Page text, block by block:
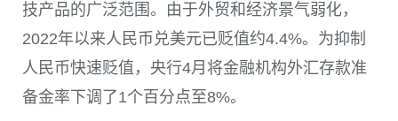
技产品的广泛范围。由于外贸和经济景气弱化，
2022年以来人民币兑美元已贬值约4.4%。为抑制
人民币快速贬值，央行4月将金融机构外汇存款准
备金率下调了1个百分点至8%。